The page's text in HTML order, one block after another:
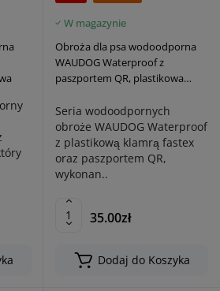
W magazynie
Obroża dla psa wodoodporna
WAUDOG Waterproof z
paszportem QR, plastikowa
Seria wodoodpornych
obroże WAUDOG Waterproof
z plastikową klamrą fastex
oraz paszportem QR,
wykonan..
35.00zł
Dodaj do Koszyka